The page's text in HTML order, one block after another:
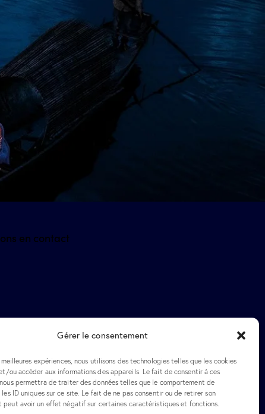
Gérer le consentement
expériences, nous utilisons des technologies telles que les cookies
ou accéder aux informations des appareils. Le fait de consentir à ces
permettra de traiter des données telles que le comportement de
ID uniques sur ce site. Le fait de ne pas consentir ou de retirer son
peut avoir un effet négatif sur certaines caractéristiques et fonctions.
en contact